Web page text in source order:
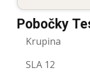
Pobočky
Krupina
SLA 12